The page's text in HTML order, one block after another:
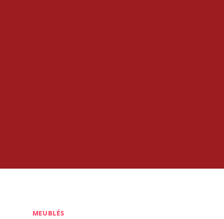
MEUBLÉS